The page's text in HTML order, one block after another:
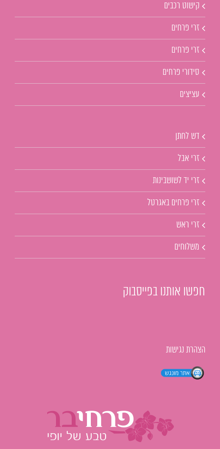
קישוט רכבים
זרי פרחים
זרי פרחים
סידורי פרחים
עציצים
דש לחתן
זרי אבל
זרי יד לשושבינות
זרי פרחים באגרטל
זרי ראש
משלוחים
חפשו אותנו בפייסבוק
הצהרת נגישות